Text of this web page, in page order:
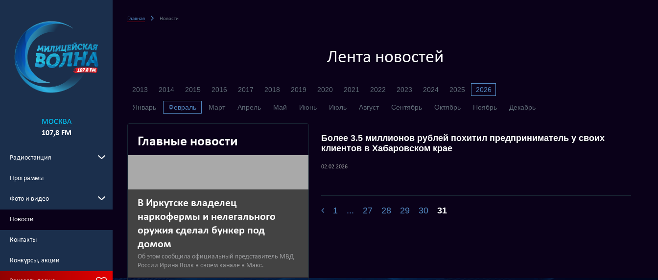
МОСКВА
107,8 FM
Радиостанция
Программы
Фото и видео
Новости
Контакты
Конкурсы, акции
Главная Новости
Лента новостей
2013 2014 2015 2016 2017 2018 2019 2020 2021 2022 2023 2024 2025 2026
Январь Февраль Март Апрель Май Июнь Июль Август Сентябрь Октябрь Ноябрь Декабрь
Главные новости
В Иркутске владелец
наркофермы и нелегального
оружия сделал бункер под
домом
Об этом сообщила официальный представитель МВД
России Ирина Волк в своем канале в Макс.
Более 3.5 миллионов рублей похитил предприниматель у своих
клиентов в Хабаровском крае
02.02.2026
1 ... 27 28 29 30 31